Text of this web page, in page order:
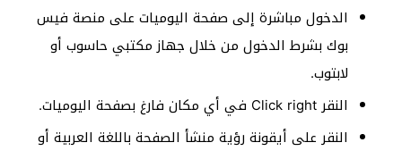
الدخول مباشرة إلى صفحة اليوميات على منصة فيس
بوك بشرط الدخول من خلال جهاز مكتبي حاسوب أو
لابتوب.
النقر Click right في أي مكان فارغ بصفحة اليوميات.
النقر على أيقونة رؤية منشأ الصفحة باللغة العربية أو